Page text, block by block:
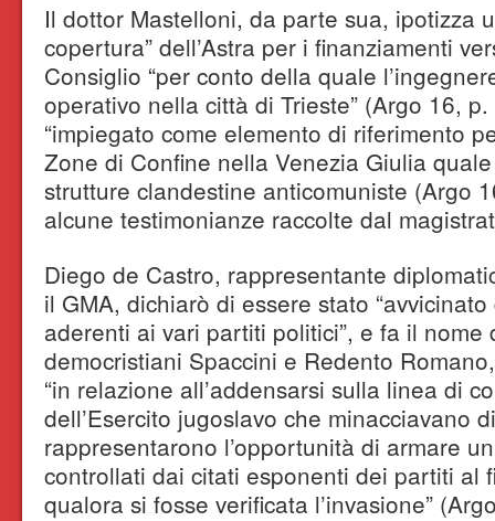
Il dottor Mastelloni, da parte sua, ipotizza
copertura” dell’Astra per i finanziamenti
Consiglio “per conto della quale
operativo nella città di Trieste” (Argo 16,
“impiegato come elemento di riferimento
Zone di Confine nella Venezia Giulia
strutture clandestine anticomuniste (Argo
alcune testimonianze raccolte dal
Diego de Castro, rappresentante
il GMA, dichiarò di essere stato
aderenti ai vari partiti politici”, e fa il
democristiani Spaccini e Redento
“in relazione all’addensarsi sulla linea di
dell’Esercito jugoslavo che minacciavano
rappresentarono l’opportunità di armare
controllati dai citati esponenti dei partiti al
qualora si fosse verificata l’invasione”